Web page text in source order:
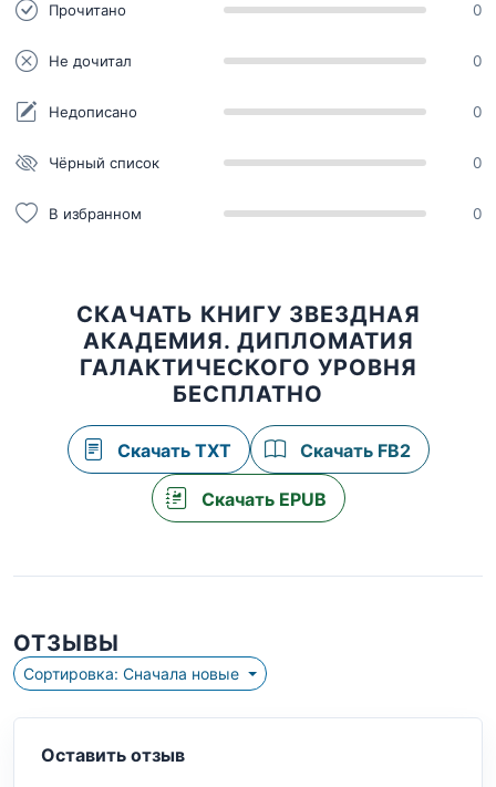
Прочитано 0
Не дочитал 0
Недописано 0
Чёрный список 0
В избранном 0
СКАЧАТЬ КНИГУ ЗВЕЗДНАЯ
АКАДЕМИЯ. ДИПЛОМАТИЯ
ГАЛАКТИЧЕСКОГО УРОВНЯ
БЕСПЛАТНО
Скачать TXT Скачать FB2
Скачать EPUB
ОТЗЫВЫ
Сортировка: Сначала новые
Оставить отзыв